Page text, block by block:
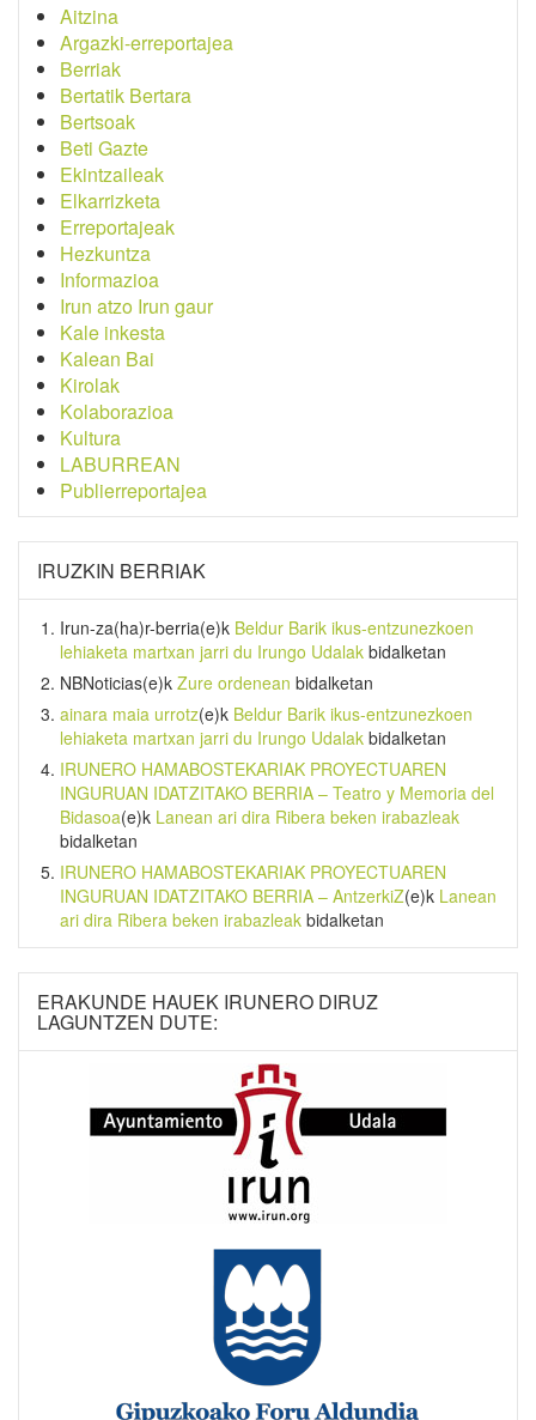
Aitzina
Argazki-erreportajea
Berriak
Bertatik Bertara
Bertsoak
Beti Gazte
Ekintzaileak
Elkarrizketa
Erreportajeak
Hezkuntza
Informazioa
Irun atzo Irun gaur
Kale inkesta
Kalean Bai
Kirolak
Kolaborazioa
Kultura
LABURREAN
Publierreportajea
IRUZKIN BERRIAK
Irun-za(ha)r-berria(e)k Beldur Barik ikus-entzunezkoen
lehiaketa martxan jarri du Irungo Udalak bidalketan
NBNoticias(e)k Zure ordenean bidalketan
ainara maia urrotz(e)k Beldur Barik ikus-entzunezkoen
lehiaketa martxan jarri du Irungo Udalak bidalketan
IRUNERO HAMABOSTEKARIAK PROYECTUAREN
INGURUAN IDATZITAKO BERRIA – Teatro y Memoria del
Bidasoa(e)k Lanean ari dira Ribera beken irabazleak
bidalketan
IRUNERO HAMABOSTEKARIAK PROYECTUAREN
INGURUAN IDATZITAKO BERRIA – AntzerkiZ(e)k Lanean
ari dira Ribera beken irabazleak bidalketan
ERAKUNDE HAUEK IRUNERO DIRUZ
LAGUNTZEN DUTE: